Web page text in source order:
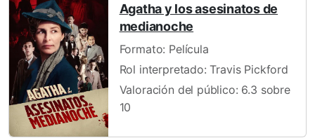
Agatha y los asesinatos de
medianoche
Formato: Película
Rol interpretado: Travis Pickford
Valoración del público: 6.3 sobre
10